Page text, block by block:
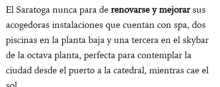
El Saratoga nunca para de renovarse y mejorarsus
acogedoras instalaciones que cuentan con spa, dos
piscinas en la planta baja y una tercera en el skybar
de la octava planta, perfecta para contemplar la
ciudad desde el puerto a la catedral, mientras cae el